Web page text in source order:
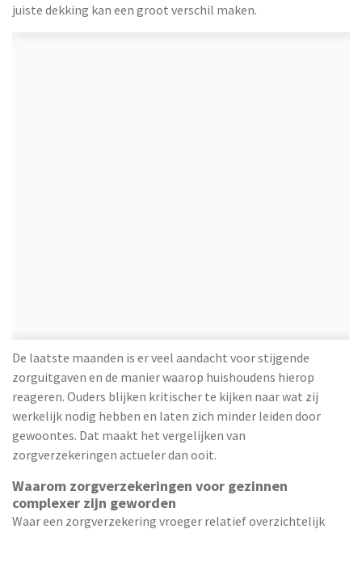
juiste dekking kan een groot verschil maken.
De laatste maanden is er veel aandacht voor stijgende
zorguitgaven en de manier waarop huishoudens hierop
reageren. Ouders blijken kritischer te kijken naar wat zij
werkelijk nodig hebben en laten zich minder leiden door
gewoontes. Dat maakt het vergelijken van
zorgverzekeringen actueler dan ooit.
Waarom zorgverzekeringen voor gezinnen
complexer zijn geworden
Waar een zorgverzekering vroeger relatief overzichtelijk